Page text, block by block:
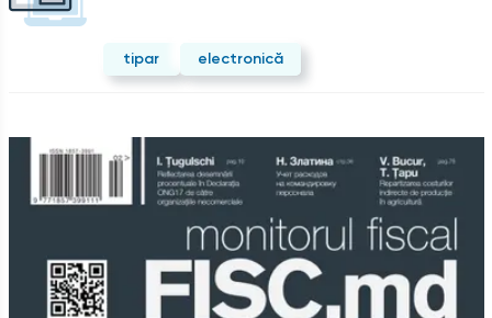
tipar electronică